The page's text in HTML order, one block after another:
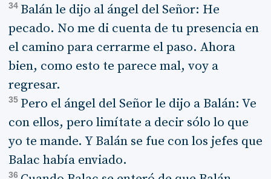
34 Balán le dijo al ángel del Señor: He
pecado. No me di cuenta de tu presencia en
el camino para cerrarme el paso. Ahora
bien, como esto te parece mal, voy a
regresar.
35 Pero el ángel del Señor le dijo a Balán: Ve
con ellos, pero limítate a decir sólo lo que
yo te mande. Y Balán se fue con los jefes que
Balac había enviado.
36